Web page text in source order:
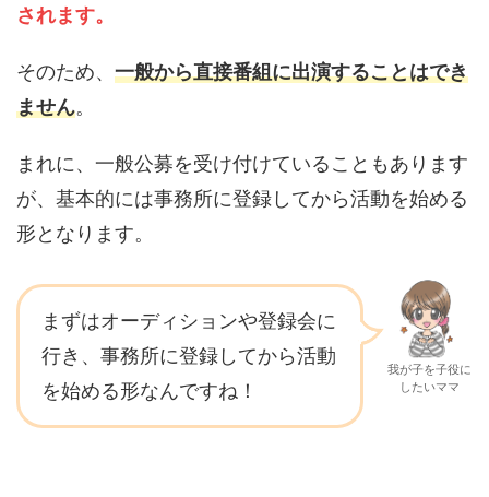
されます。
そのため、 一般から直接番組に出演することはでき
ません。
まれに、一般公募を受け付けていることもあります
が、基本的には事務所に登録してから活動を始める
形となります。
まずはオーディションや登録会に
行き、事務所に登録してから活動
を始める形なんですね！
我が子を子役に
したいママ